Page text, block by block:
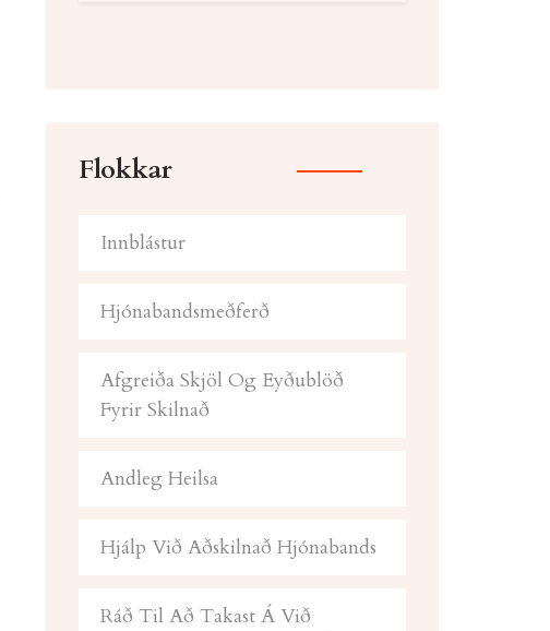
Flokkar
Innblástur
Hjónabandsmeðferð
Afgreiða Skjöl Og Eyðublöð
Fyrir Skilnað
Andleg Heilsa
Hjálp Við Aðskilnað Hjónabands
Ráð Til Að Takast Á Við